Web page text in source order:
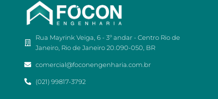
Rua Mayrink Veiga, 6 - 3º andar - Centro Rio de
Janeiro, Rio de Janeiro 20.090-050, BR
comercial@foconengenharia.com.br
(021) 99817-3792